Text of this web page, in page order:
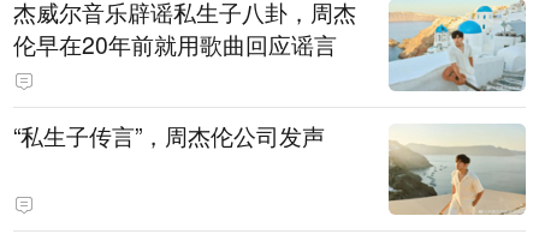
杰威尔音乐辟谣私生子八卦，周杰
伦早在20年前就用歌曲回应谣言
“私生子传言”，周杰伦公司发声